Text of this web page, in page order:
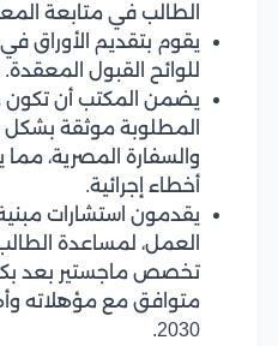
الطالب في متابعة
يقوم بتقديم الأوراق
للوائح القبول المعقدة.
يضمن المكتب أن تكون
المطلوبة موثقة بشكل
والسفارة المصرية،
أخطاء إجرائية.
يقدمون استشارات
العمل، لمساعدة
تخصص ماجستير بعد
متوافق مع مؤهلاته
2030.